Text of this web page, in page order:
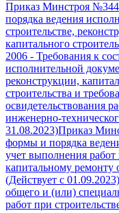
Приказ Минстроя
порядка ведения
строительстве,
капитального
2006 - Требования к
исполнительной
реконструкции,
строительства и
освидетельствования
инженерно-
31.08.2023)Приказ
формы и порядка
учет выполнения работ
капитальному ремонту
(Действует с 01.09.2023)
общего и (или)
работ при